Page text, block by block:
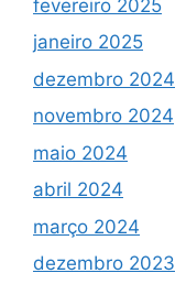
fevereiro 2025
janeiro 2025
dezembro 2024
novembro 2024
maio 2024
abril 2024
março 2024
dezembro 2023